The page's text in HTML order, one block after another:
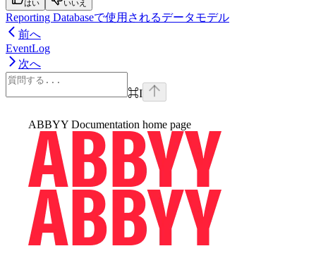
はい いいえ
Reporting Databaseで使用されるデータモデル
前へ
EventLog
次へ
⌘I
ABBYY Documentation home page